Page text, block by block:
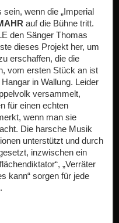
sein, wenn die „Imperial
auf die Bühne tritt.
den Sänger Thomas
dieses Projekt her, um
erschaffen, die die
vom ersten Stück an ist
in Wallung. Leider
versammelt,
für einen echten
wenn man sie
Die harsche Musik
unterstützt und durch
inzwischen ein
„Verräter
kann“ sorgen für jede